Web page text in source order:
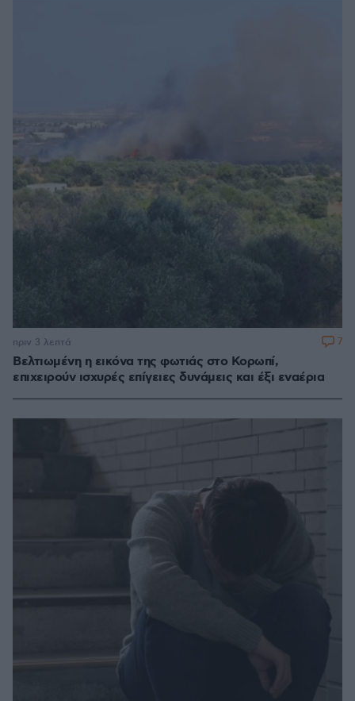
Βελτιωμένη η εικόνα της φωτιάς στο Κορωπί,
επιχειρούν ισχυρές επίγειες δυνάμεις και έξι εναέρια
πριν 3 λεπτά 7